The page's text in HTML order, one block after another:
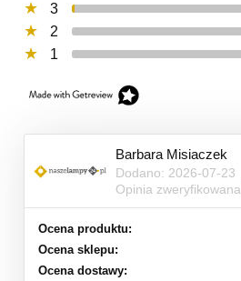
3
2
1
Barbara Misiaczek
Dodano: 2026-07-23
Opinia zweryfikowana
Ocena produktu:
Ocena sklepu:
Ocena dostawy: